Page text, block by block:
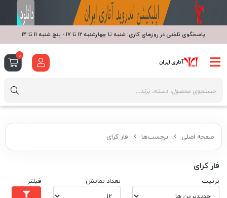
صفحه اصلی برچسب‌ها فار کرای
فار کرای
ترتیب تعداد نمایش فیلتر
پاسخگوی تلفنی در روزهای کاری: شنبه تا چهارشنبه 12 تا 17 - پنج شنبه 11 تا 14
0